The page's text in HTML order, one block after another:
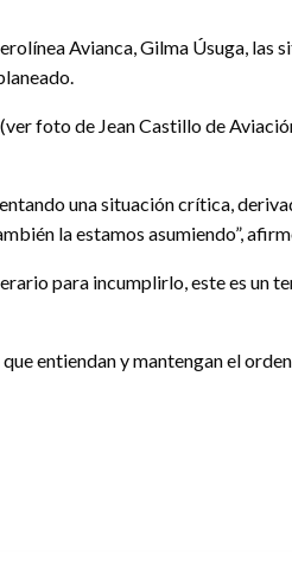
Avianca, Gilma Úsuga,
foto de Jean Castillo de
una situación crítica,
la estamos asumiendo”,
para incumplirlo, este es
entiendan y mantengan el